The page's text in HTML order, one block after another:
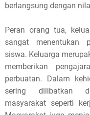
berlangsung dengan
Peran orang tua,
sangat menentukan
siswa. Keluarga
memberikan
perbuatan. Dalam
sering dilibatkan
masyarakat seperti